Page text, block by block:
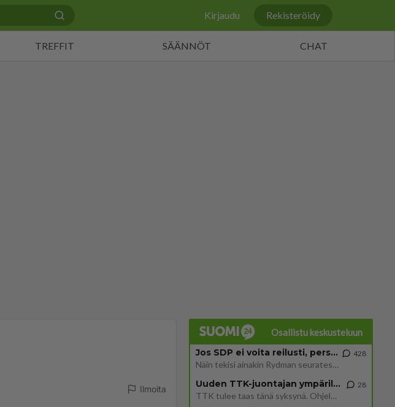
Kirjaudu Rekisteröidy
TREFFIT SÄÄNNÖT CHAT
Ilmoita
Osallistu keskusteluun
Jos SDP ei voita reilusti, persut kumoavat demokratian Suomesta
Näin tekisi ainakin Rydman seuratessaan idolinsa Trumpin mallia https://www.is.fi/politiikka/art-2000012187244.html
428
Uuden TTK-juontajan ympärillä epätietoisuus sakenee - Nyt MTV hämmentää soppaa
TTK tulee taas tänä syksynä. Ohjelman uudet tähtioppilaat julkistetaan torstaina 6. elokuuta klo 14 alkavassa lehdistö
28